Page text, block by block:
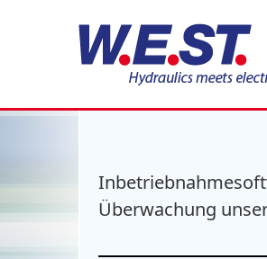
Software
Überwachung